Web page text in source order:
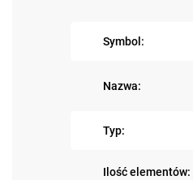
Symbol:
Nazwa:
Typ:
Ilość elementów: